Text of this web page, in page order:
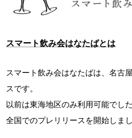
スマート飲み会はなたばとは
スマート飲み会はなたばは、名古
スです。
以前は東海地区のみ利用可能でし
全国でのプレリリースを開始しまし